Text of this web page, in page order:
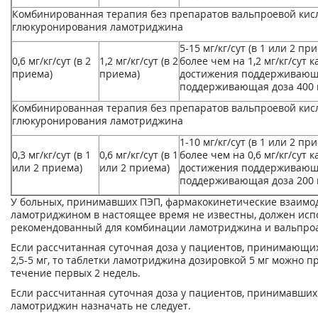
Комбинированная терапия без препаратов вальпроевой
глюкуронирования ламотриджина
0,6 мг/кг/сут (в 2
приема)
1,2 мг/кг/сут (в 2
приема)
5-15 мг/кг/сут (в 1 или 2
более чем на 1,2 мг/кг/сут
достижения
поддерживающая доза 400
Комбинированная терапия без препаратов вальпроевой
глюкуронирования ламотриджина
0,3 мг/кг/сут (в 1
или 2 приема)
0,6 мг/кг/сут (в 1
или 2 приема)
1-10 мг/кг/сут (в 1 или 2
более чем на 0,6 мг/кг/сут
достижения
поддерживающая доза 200
У больных, принимавших ПЭП, фармакокинетические
ламотриджином в настоящее время не известны, должен
рекомендованный для комбинации ламотриджина и
Если рассчитанная суточная доза у пациентов,
2,5-5 мг, то таблетки ламотриджина дозировкой 5 мг можно
течение первых 2 недель.
Если рассчитанная суточная доза у пациентов,
ламотриджин назначать не следует.